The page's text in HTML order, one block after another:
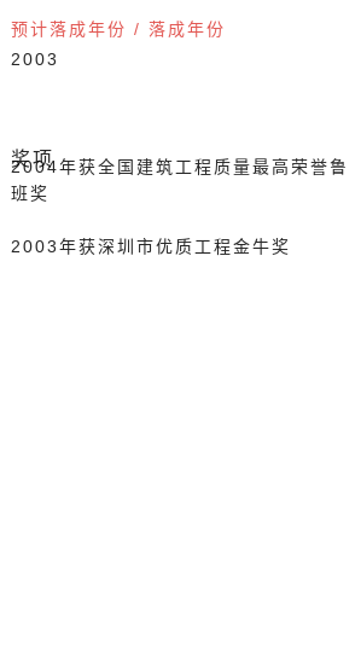
预计落成年份 / 落成年份
2003
奖项
2004年获全国建筑工程质量最高荣誉鲁
班奖
2003年获深圳市优质工程金牛奖